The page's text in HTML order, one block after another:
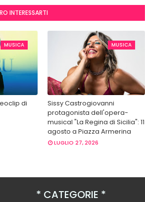
INTERESSARTI
MUSICA
di
MUSICA
Sissy Castrogiovanni
protagonista dell'opera-
musical "La Regina di Sicilia": 11
agosto a Piazza Armerina
LUGLIO 27, 2026
CATEGORIE